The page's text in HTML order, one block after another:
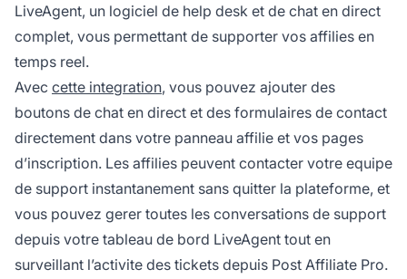
LiveAgent, un logiciel de help desk et de chat en direct
complet, vous permettant de supporter vos affilies en
temps reel.
Avec cette integration, vous pouvez ajouter des
boutons de chat en direct et des formulaires de contact
directement dans votre panneau affilie et vos pages
d’inscription. Les affilies peuvent contacter votre equipe
de support instantanement sans quitter la plateforme, et
vous pouvez gerer toutes les conversations de support
depuis votre tableau de bord LiveAgent tout en
surveillant l’activite des tickets depuis Post Affiliate Pro.